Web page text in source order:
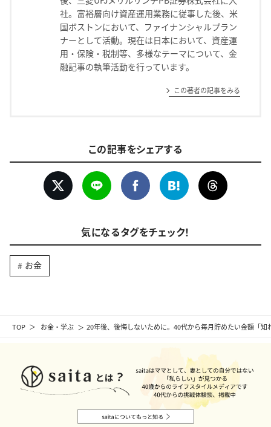
TOP お金・学ぶ 20年後、後悔しないために。40代から毎月貯めたい金額「
社。富裕層向け資産運用業務に従事した後、米
国ボストンにおいて、ファイナンシャルプラン
ナーとして活動。現在は日本において、資産運
用・保険・税制等、多様なテーマについて、金
融記事の執筆活動を行っています。
この著者の記事をみる
この記事をシェアする
気になるタグをチェック！
お金